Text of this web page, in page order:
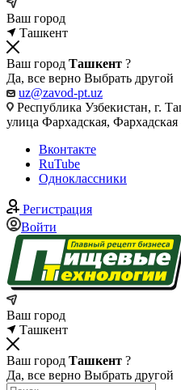
Ваш город
Ташкент
Ваш город Ташкент ?
Да, все верно Выбрать другой
uz@zavod-pt.uz
Республика Узбекистан, г.
улица Фархадская,
Вконтакте
RuTube
Одноклассники
Регистрация
Войти
Ваш город
Ташкент
Ваш город Ташкент ?
Да, все верно Выбрать другой